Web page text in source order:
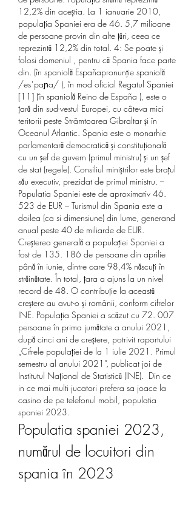
12,2% din aceștia. La 1 ianuarie 2010,
populația Spaniei era de 46. 5,7 milioane
de persoane provin din alte țări, ceea ce
reprezintă 12,2% din total. 4: Se poate și
folosi domeniul , pentru că Spania face parte
din. (în spaniolă Españapronunție spaniolă
/esˈpaɲa/ ), în mod oficial Regatul Spaniei
[11] (în spaniolă Reino de España ), este o
țară din sud-vestul Europei, cu câteva mici
teritorii peste Strâmtoarea Gibraltar și în
Oceanul Atlantic. Spania este o monarhie
parlamentară democratică și constituțională
cu un șef de guvern (primul ministru) și un șef
de stat (regele). Consiliul miniștrilor este brațul
său executiv, prezidat de primul ministru. –
Populatia Spaniei este de aproximativ 46.
523 de EUR – Turismul din Spania este a
doilea (ca si dimensiune) din lume, generand
anual peste 40 de miliarde de EUR.
Creșterea generală a populației Spaniei a
fost de 135. 186 de persoane din aprilie
până în iunie, dintre care 98,4% născuți în
străinătate. În total, țara a ajuns la un nivel
record de 48. O contribuție la această
creștere au avut-o și românii, conform cifrelor
INE. Populația Spaniei a scăzut cu 72. 007
persoane în prima jumătate a anului 2021,
după cinci ani de creștere, potrivit raportului
„Cifrele populației de la 1 iulie 2021. Primul
semestru al anului 2021”, publicat joi de
Institutul Național de Statistică (INE).  Din ce
in ce mai multi jucatori prefera sa joace la
casino de pe telefonul mobil, populatia
spaniei 2023.
Populatia spaniei 2023,
numărul de locuitori din
spania în 2023